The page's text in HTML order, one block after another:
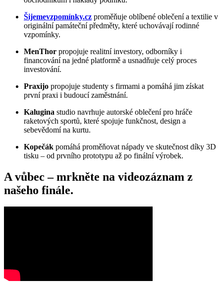
Šijemevzpomínky.cz proměňuje oblíbené oblečení a textilie v
originální památeční předměty, které uchovávají rodinné
vzpomínky.
MenThor propojuje realitní investory, odborníky i
financování na jedné platformě a usnadňuje celý proces
investování.
Praxijo propojuje studenty s firmami a pomáhá jim získat
první praxi i budoucí zaměstnání.
Kalugina studio navrhuje autorské oblečení pro hráče
raketových sportů, které spojuje funkčnost, design a
sebevědomí na kurtu.
Kopečák pomáhá proměňovat nápady ve skutečnost díky 3D
tisku – od prvního prototypu až po finální výrobek.
A vůbec – mrkněte na videozáznam z
našeho finále.